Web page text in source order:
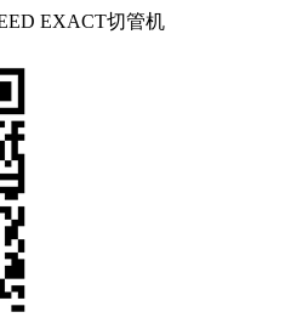
EXACT切管机